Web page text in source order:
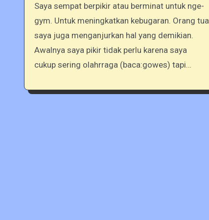
Saya sempat berpikir atau berminat untuk nge-
gym. Untuk meningkatkan kebugaran. Orang tua
saya juga menganjurkan hal yang demikian.
Awalnya saya pikir tidak perlu karena saya
cukup sering olahrraga (baca:gowes) tapi…